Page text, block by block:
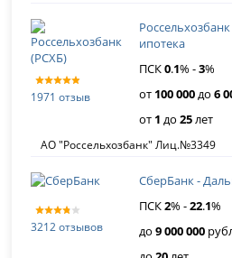
1971 отзыв
ипотека
ПСК0.1% -3%
от 100 000до6
от 1 до25лет
АО "Россельхозбанк" Лиц.№3349
3212 отзывов
СберБанк -
ПСК2% -22.1%
до9 000 000